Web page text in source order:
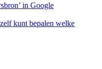
in Google
kunt bepalen welke